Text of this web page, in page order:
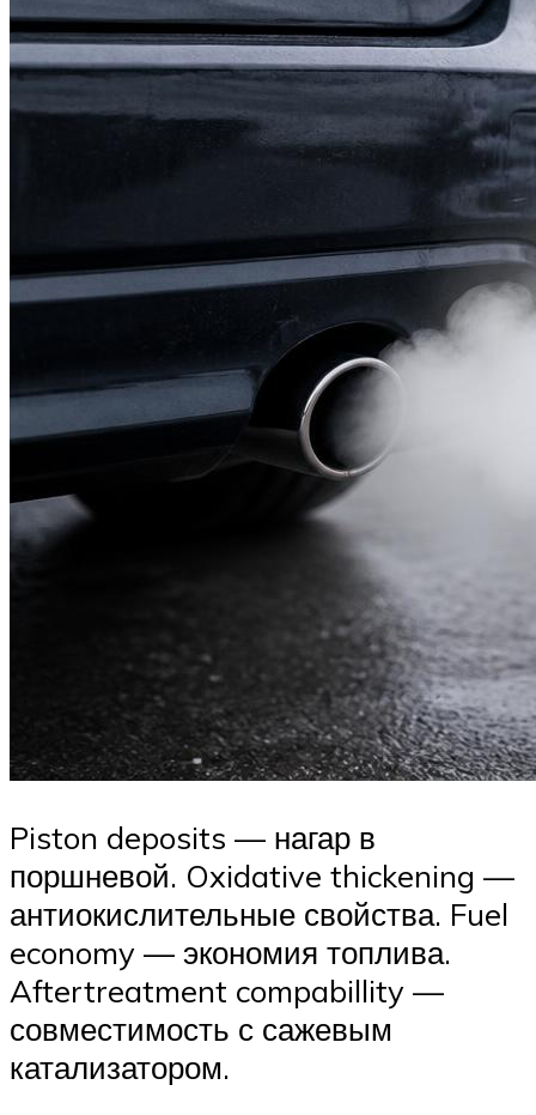
Piston deposits — нагар в
поршневой. Oxidative thickening —
антиокислительные свойства. Fuel
economy — экономия топлива.
Aftertreatment compabillity —
совместимость с сажевым
катализатором.